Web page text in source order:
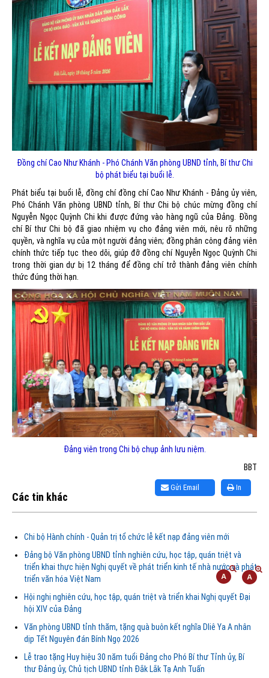
Đồng chí Cao Như Khánh - Phó Chánh Văn phòng UBND tỉnh, Bí thư Chi
bộ phát biểu tại buổi lễ.
Phát biểu tại buổi lễ, đồng chí đồng chí Cao Như Khánh - Đảng ủy viên,
Phó Chánh Văn phòng UBND tỉnh, Bí thư Chi bộ chúc mừng đồng chí
Nguyễn Ngọc Quỳnh Chi khi được đứng vào hàng ngũ của Đảng. Đồng
chí Bí thư Chi bộ đã giao nhiệm vụ cho đảng viên mới, nêu rõ những
quyền, và nghĩa vụ của một người đảng viên; đồng phân công đảng viên
chính thức tiếp tục theo dõi, giúp đỡ đồng chí Nguyễn Ngọc Quỳnh Chi
trong thời gian dự bị 12 tháng để đồng chí trở thành đảng viên chính
thức đúng thời hạn.
Đảng viên trong Chi bộ chụp ảnh lưu niệm.
BBT
In
Gửi Email
Các tin khác
Chi bộ Hành chính - Quản trị tổ chức lễ kết nạp đảng viên mới
Đảng bộ Văn phòng UBND tỉnh nghiên cứu, học tập, quán triệt và
triển khai thực hiện Nghị quyết về phát triển kinh tế nhà nước và phát
triển văn hóa Việt Nam
Hội nghị nghiên cứu, học tập, quán triệt và triển khai Nghị quyết Đại
hội XIV của Đảng
Văn phòng UBND tỉnh thăm, tặng quà buôn kết nghĩa Dliê Ya A nhân
dịp Tết Nguyên đán Bính Ngọ 2026
Lễ trao tặng Huy hiệu 30 năm tuổi Đảng cho Phó Bí thư Tỉnh ủy, Bí
thư Đảng ủy, Chủ tịch UBND tỉnh Đắk Lắk Tạ Anh Tuấn